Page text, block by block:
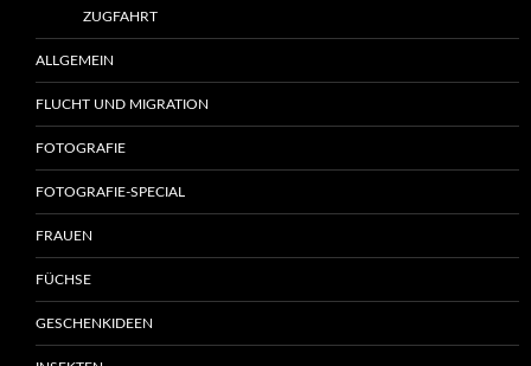
ZUGFAHRT
ALLGEMEIN
FLUCHT UND MIGRATION
FOTOGRAFIE
FOTOGRAFIE-SPECIAL
FRAUEN
FÜCHSE
GESCHENKIDEEN